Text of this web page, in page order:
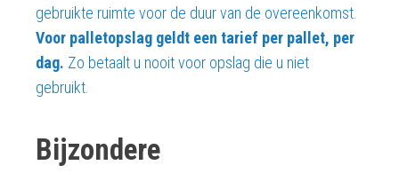
gebruikte ruimte voor de duur van de overeenkomst.
Voor palletopslag geldt een tarief per pallet, per
dag. Zo betaalt u nooit voor opslag die u niet
gebruikt.
Bijzondere